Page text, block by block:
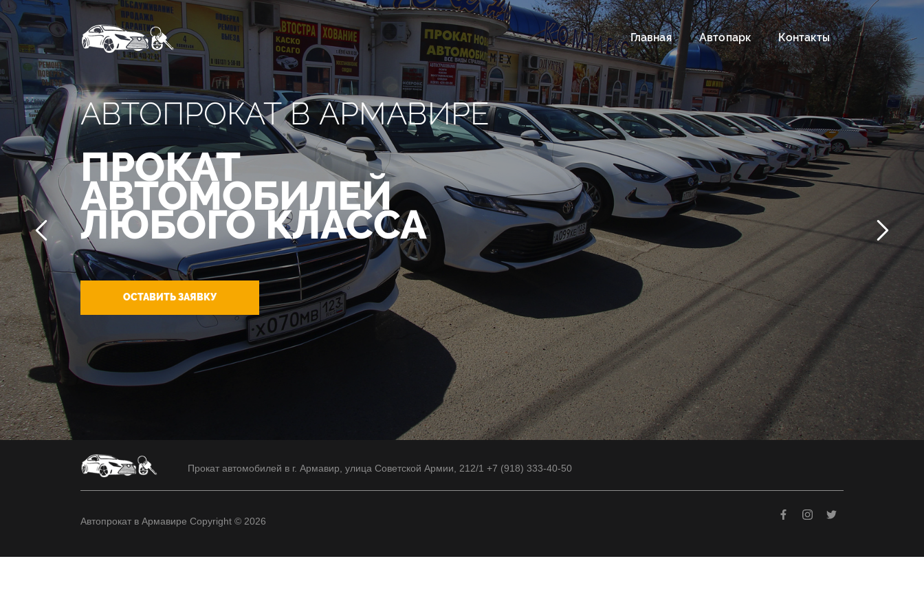
Главная Автопарк Контакты
АВТОПРОКАТ В АРМАВИРЕ
ПРОКАТ
АВТОМОБИЛЕЙ
ЛЮБОГО КЛАССА
ОСТАВИТЬ ЗАЯВКУ
Прокат автомобилей в г. Армавир, улица Советской Армии, 212/1 +7 (918) 333-40-50
Автопрокат в Армавире Copyright © 2026